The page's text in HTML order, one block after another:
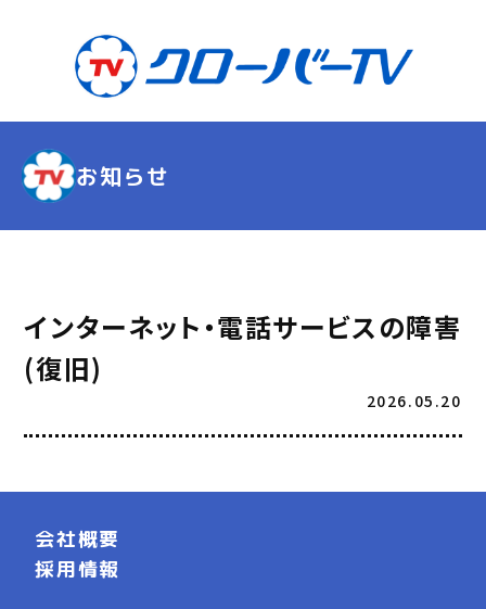
お知らせ
インターネット・電話サービスの障害
(復旧)
2026.05.20
会社概要
採用情報